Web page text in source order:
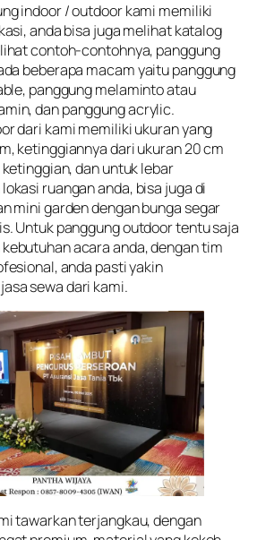
indoor / outdoor kami memiliki
anda bisa juga melihat katalog
contoh-contohnya, panggung
beberapa macam yaitu panggung
panggung melaminto atau
dan panggung acrylic.
dari kami memiliki ukuran yang
ketinggiannya dari ukuran 20 cm
dan untuk lebar
ruangan anda, bisa juga di
mini garden dengan bunga segar
Untuk panggung outdoor tentu saja
acara anda, dengan tim
anda pasti yakin
sewa dari kami.
tawarkan terjangkau, dengan